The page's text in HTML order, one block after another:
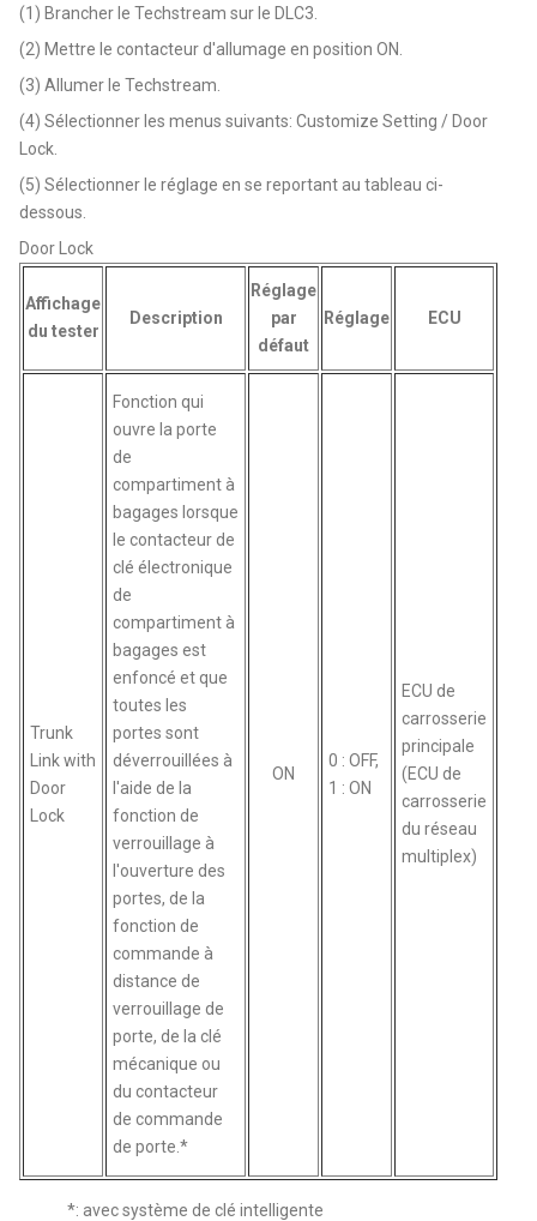
(1) Brancher le Techstream sur le DLC3.
(2) Mettre le contacteur d'allumage en position ON.
(3) Allumer le Techstream.
(4) Sélectionner les menus suivants: Customize Setting / Door
Lock.
(5) Sélectionner le réglage en se reportant au tableau ci-
dessous.
Door Lock
Affichage
du tester
Description
Réglage
par
défaut
Réglage ECU
Trunk
Link with
Door
Lock
Fonction qui
ouvre la porte
de
compartiment à
bagages lorsque
le contacteur de
clé électronique
de
compartiment à
bagages est
enfoncé et que
toutes les
portes sont
déverrouillées à
l'aide de la
fonction de
verrouillage à
l'ouverture des
portes, de la
fonction de
commande à
distance de
verrouillage de
porte, de la clé
mécanique ou
du contacteur
de commande
de porte.*
ON
0 : OFF,
1 : ON
ECU de
carrosserie
principale
(ECU de
carrosserie
du réseau
multiplex)
*: avec système de clé intelligente